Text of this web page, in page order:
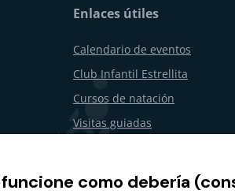
Enlaces útiles
Calendario de eventos
Club Infantil Estrellita
Cursos de natación
Visitas guiadas
como debería